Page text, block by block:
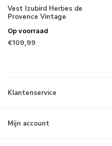
Vest Izubird Herbes de
Provence Vintage
Op voorraad
€109,99
Klantenservice
Mijn account